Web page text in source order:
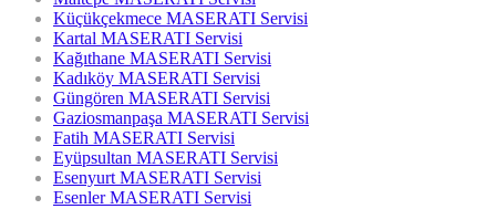
Küçükçekmece MASERATI Servisi
Kartal MASERATI Servisi
Kağıthane MASERATI Servisi
Kadıköy MASERATI Servisi
Güngören MASERATI Servisi
Gaziosmanpaşa MASERATI Servisi
Fatih MASERATI Servisi
Eyüpsultan MASERATI Servisi
Esenyurt MASERATI Servisi
Esenler MASERATI Servisi